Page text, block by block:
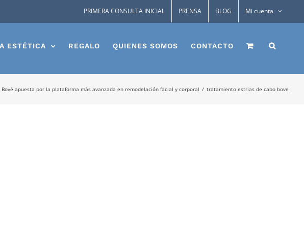
PRIMERA CONSULTA INICIAL PRENSA BLOG Mi cuenta
ESTÉTICA REGALO QUIENES SOMOS CONTACTO
Bové apuesta por la plataforma más avanzada en remodelación facial y corporal tratamiento estrias de cabo bove